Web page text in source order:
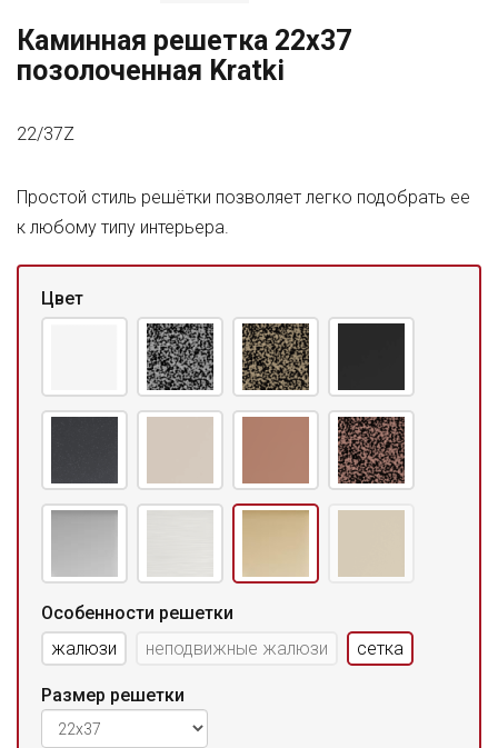
Каминная решетка 22x37
позолоченная Kratki
22/37Z
Простой стиль решётки позволяет легко подобрать ее
к любому типу интерьера.
Цвет
Особенности решетки
жалюзи
неподвижные жалюзи сетка
Размер решетки